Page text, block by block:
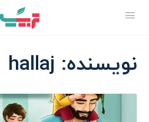
نویسنده: hallaj